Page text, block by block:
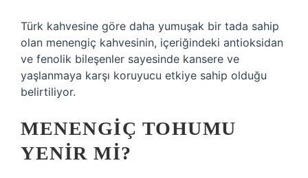
Türk kahvesine göre daha yumuşak bir tada sahip
olan menengiç kahvesinin, içeriğindeki antioksidan
ve fenolik bileşenler sayesinde kansere ve
yaşlanmaya karşı koruyucu etkiye sahip olduğu
belirtiliyor.
MENENGIÇ TOHUMU
YENIR MI?